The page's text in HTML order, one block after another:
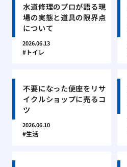
水道修理のプロが語る現
場の実態と道具の限界点
について
2026.06.13
トイレ
不要になった便座をリサ
イクルショップに売るコ
ツ
2026.06.10
生活